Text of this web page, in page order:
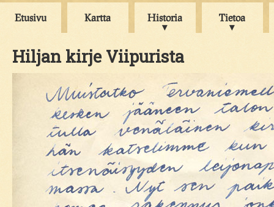
Etusivu Kartta Historia Tietoa
Hiljan kirje Viipurista